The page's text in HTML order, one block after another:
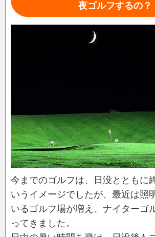
夜ゴルフするの？
今までのゴルフは、日没とともに
いうイメージでしたが、最近は照
いるゴルフ場が増え、ナイターゴ
ってきました。